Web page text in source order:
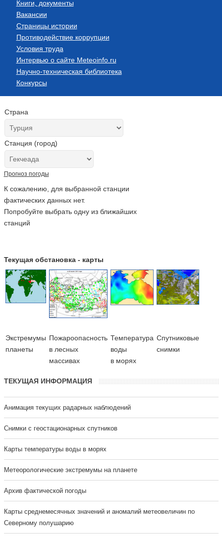
Книги, документы
Вакансии
Страницы истории
Противодействие коррупции
Условия труда
Интервью о сайте Meteoinfo.ru
Научно-техническая библиотека
Конкурсы
Страна
Станция (город)
Прогноз погоды
К сожалению, для выбранной станции
фактических данных нет.
Попробуйте выбрать одну из ближайших
станций
Текущая обстановка - карты
Экстремумы
планеты
Пожароопасность
в лесных
массивах
Температура
воды
в морях
Cпутниковые
снимки
ТЕКУЩАЯ ИНФОРМАЦИЯ
Анимация текущих радарных наблюдений
Cнимки с геостационарных спутников
Карты температуры воды в морях
Метеорологические экстремумы на планете
Архив фактической погоды
Карты среднемесячных значений и аномалий метеовеличин по
Северному полушарию